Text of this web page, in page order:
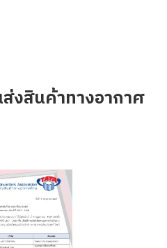
งสินค้าทางอากาศ